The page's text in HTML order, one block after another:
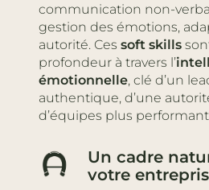
communication non-
gestion des émotions,
autorité. Ces soft skills
profondeur à travers l’
émotionnelle, clé d’un
authentique, d’une
d’équipes plus
Un cadre
votre